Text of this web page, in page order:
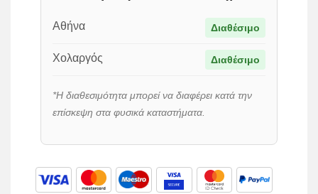
Αθήνα Διαθέσιμο
Χολαργός Διαθέσιμο
*Η διαθεσιμότητα μπορεί να διαφέρει κατά την
επίσκεψη στα φυσικά καταστήματα.